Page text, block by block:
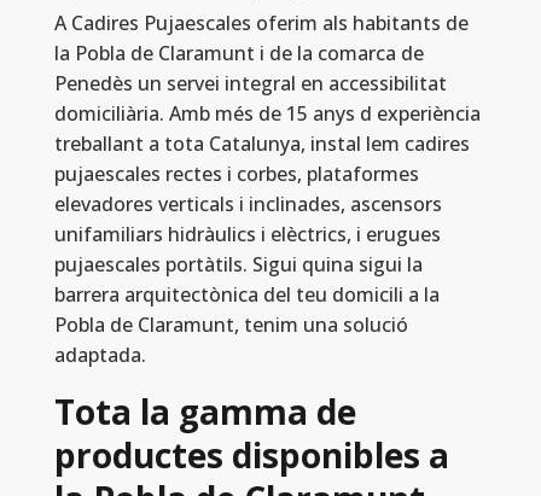
A Cadires Pujaescales oferim als habitants de
la Pobla de Claramunt i de la comarca de
Penedès un servei integral en accessibilitat
domiciliària. Amb més de 15 anys d experiència
treballant a tota Catalunya, instal lem cadires
pujaescales rectes i corbes, plataformes
elevadores verticals i inclinades, ascensors
unifamiliars hidràulics i elèctrics, i erugues
pujaescales portàtils. Sigui quina sigui la
barrera arquitectònica del teu domicili a la
Pobla de Claramunt, tenim una solució
adaptada.
Tota la gamma de
productes disponibles a